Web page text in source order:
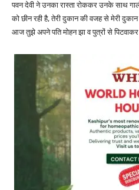
पवन देवी ने उनका रास्ता रोककर उनके साथ
को छीन रही है, तेरी दुकान की वजह से मेरी
आज तुझे अपने पति मोहन झा व पुत्रों से पिटवाकर